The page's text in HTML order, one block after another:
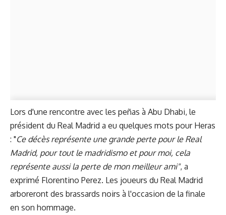
Lors d'une rencontre avec les peñas à Abu Dhabi, le
président du Real Madrid a eu quelques mots pour Heras
: "Ce décès représente une grande perte pour le Real
Madrid, pour tout le madridismo et pour moi, cela
représente aussi la perte de mon meilleur ami", a
exprimé Florentino Perez. Les joueurs du Real Madrid
arboreront des brassards noirs à l'occasion de la finale
en son hommage.